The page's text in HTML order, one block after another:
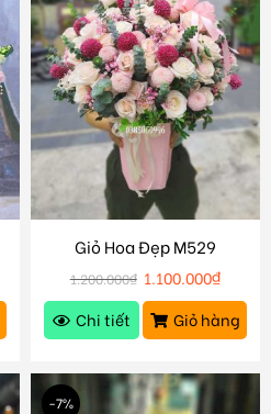
Giỏ Hoa Đẹp M529
1.200.000₫ 1.100.000₫
Chi tiết
Giỏ hàng
-7%